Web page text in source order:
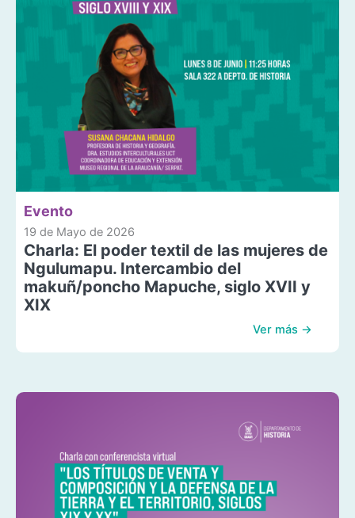
Evento
19 de Mayo de 2026
Charla: El poder textil de las mujeres de
Ngulumapu. Intercambio del
makuñ/poncho Mapuche, siglo XVII y
XIX
Ver más →